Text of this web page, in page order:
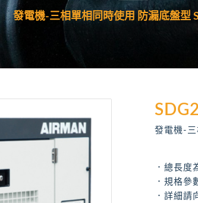
發電機-三相單相同時使用 防漏底盤型
發電機-三
．總長度
．規格參
．詳細請